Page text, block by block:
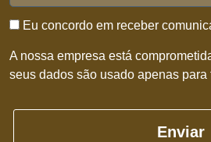
Eu concordo em receber
A nossa empresa está
seus dados são usado apenas para
Enviar